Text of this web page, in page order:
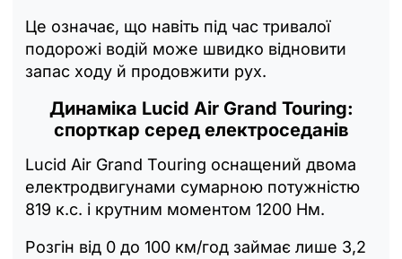
Це означає, що навіть під час тривалої
подорожі водій може швидко відновити
запас ходу й продовжити рух.
Динаміка Lucid Air Grand Touring:
спорткар серед електроседанів
Lucid Air Grand Touring оснащений двома
електродвигунами сумарною потужністю
819 к.с. і крутним моментом 1200 Нм.
Розгін від 0 до 100 км/год займає лише 3,2